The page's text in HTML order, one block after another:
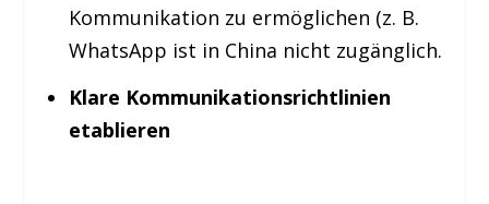
Kommunikation zu ermöglichen (z. B.
WhatsApp ist in China nicht zugänglich.
Klare Kommunikationsrichtlinien
etablieren